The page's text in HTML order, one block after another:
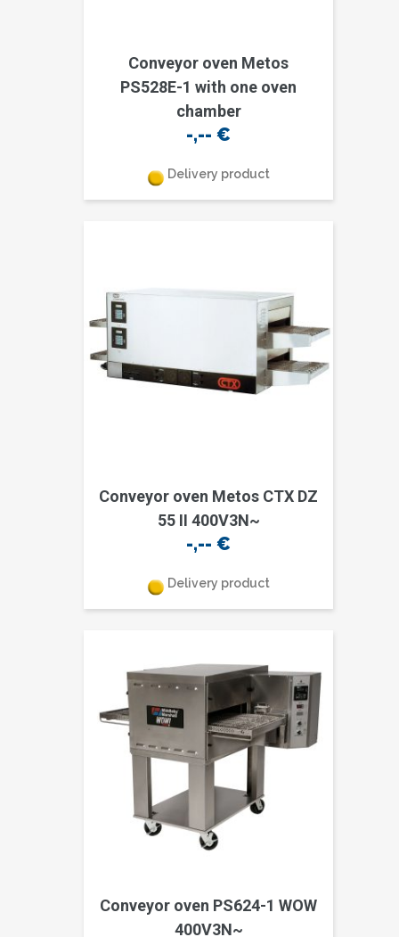
Conveyor oven Metos
PS528E-1 with one oven
chamber
-,-- €
Delivery product
Conveyor oven Metos CTX DZ
55 II 400V3N~
-,-- €
Delivery product
Conveyor oven PS624-1 WOW
400V3N~